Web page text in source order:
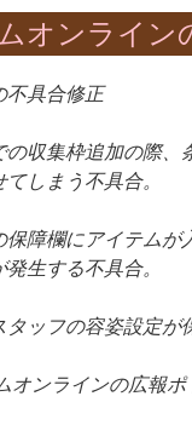
オンライ
不具合修正
の収集枠追加の際
てしまう不具合。
保障欄にアイテム
発生する不具合。
タッフの容姿設定が
ンラインの広報ポ